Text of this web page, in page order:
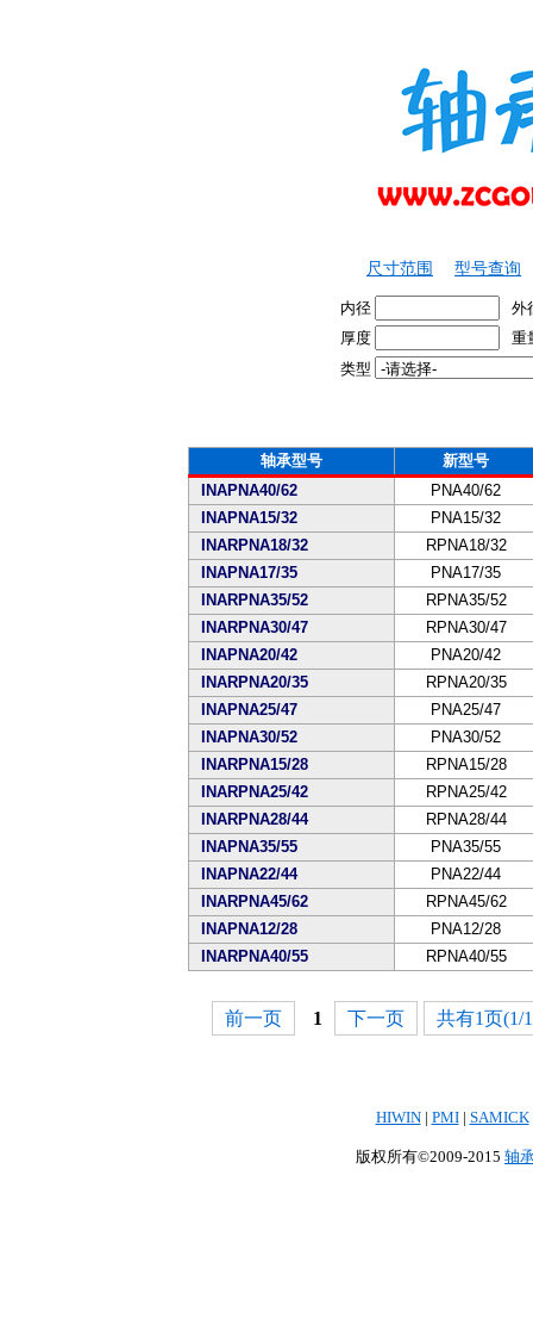
尺寸范围 型号查询
内径
外
厚度
重
类型
轴承型号
新型号
INAPNA40/62
PNA40/62
INAPNA15/32
PNA15/32
INARPNA18/32
RPNA18/32
INAPNA17/35
PNA17/35
INARPNA35/52
RPNA35/52
INARPNA30/47
RPNA30/47
INAPNA20/42
PNA20/42
INARPNA20/35
RPNA20/35
INAPNA25/47
PNA25/47
INAPNA30/52
PNA30/52
INARPNA15/28
RPNA15/28
INARPNA25/42
RPNA25/42
INARPNA28/44
RPNA28/44
INAPNA35/55
PNA35/55
INAPNA22/44
PNA22/44
INARPNA45/62
RPNA45/62
INAPNA12/28
PNA12/28
INARPNA40/55
RPNA40/55
前一页 1 下一页 共有1页(1/
HIWIN| PMI| SAMICK
版权所有©2009-2015 轴